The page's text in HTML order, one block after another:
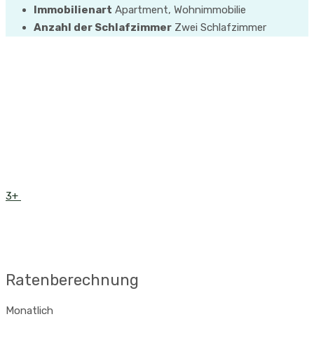
Immobilienart Apartment, Wohnimmobilie
Anzahl der Schlafzimmer Zwei Schlafzimmer
3+
Ratenberechnung
Monatlich